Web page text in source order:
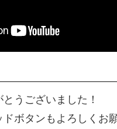
うございました！
ボタンもよろしくお